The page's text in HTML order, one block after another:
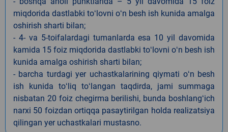
miqdorida dastlabki toʻlovni oʻn besh ish kunida amalga
oshirish sharti bilan;
- 4- va 5-toifalardagi tumanlarda esa 10 yil davomida
kamida 15 foiz miqdorida dastlabki toʻlovni oʻn besh ish
kunida amalga oshirish sharti bilan;
- barcha turdagi yer uchastkalarining qiymati oʻn besh
ish kunida toʻliq toʻlangan taqdirda, jami summaga
nisbatan 20 foiz chegirma berilishi, bunda boshlangʻich
narxi 50 foizdan ortiqqa pasaytirilgan holda realizatsiya
qilingan yer uchastkalari mustasno.